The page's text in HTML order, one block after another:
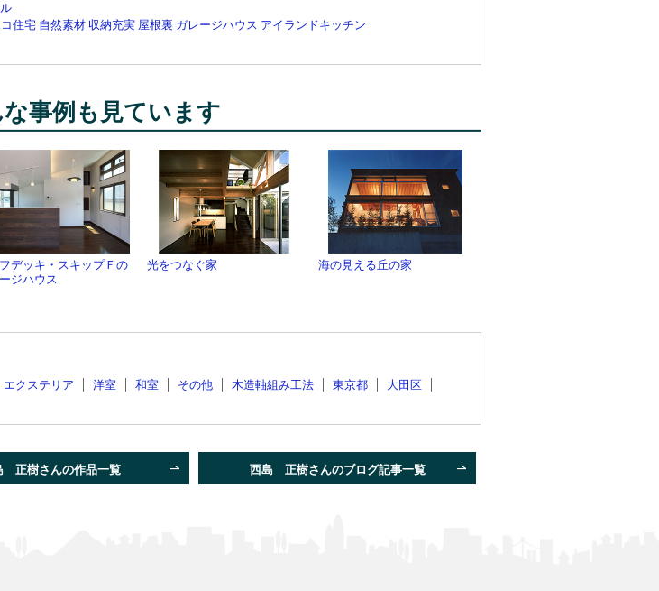
住宅 自然素材 収納充実 屋根裏 ガレージハウス アイランドキッチン
な事例も見ています
デッキ・スキップＦの
ジハウス
光をつなぐ家 海の見える丘の家
エクステリア 洋室 和室 その他 木造軸組み工法 東京都
大田区
正樹さんの作品一覧 西島 正樹さんのブログ記事一覧